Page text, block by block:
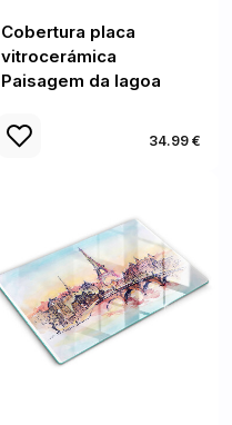
Cobertura placa
vitrocerámica
Paisagem da lagoa
34.99 €